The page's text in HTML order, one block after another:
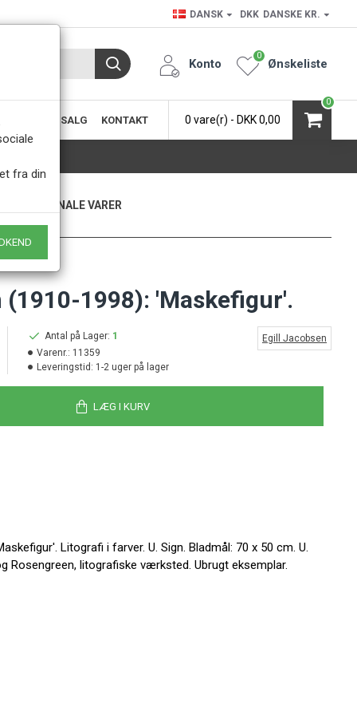
DANSK DKK DANSKE KR.
Konto Ønskeliste
0
KØB & SALG KONTAKT 0 vare(r) - DKK 0,00
0
KUN ORIGINALE VARER
(1910-1998): 'Maskefigur'.
Antal på Lager: 1
Varenr.: 11359
Leveringstid: 1-2 uger på lager
Egill Jacobsen
LÆG I KURV
Litografi i farver. U. Sign. Bladmål: 70 x 50 cm. U.
Rosengreen, litografiske værksted. Ubrugt eksemplar.
fra din